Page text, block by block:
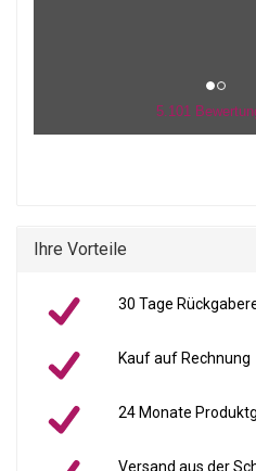
5.101
Ihre Vorteile
30 Tage
Kauf auf Rechnung
24 Monate
Versand aus der